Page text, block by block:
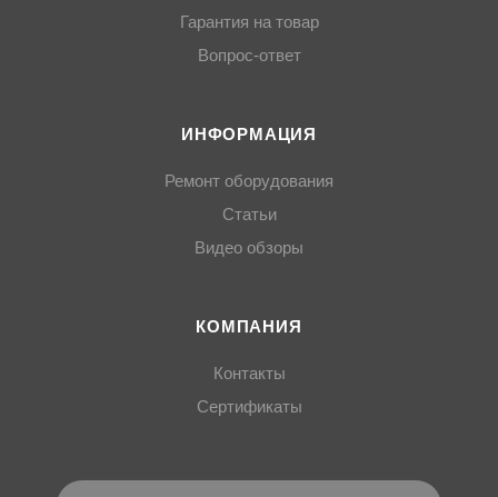
Гарантия на товар
Вопрос-ответ
ИНФОРМАЦИЯ
Ремонт оборудования
Статьи
Видео обзоры
КОМПАНИЯ
Контакты
Сертификаты